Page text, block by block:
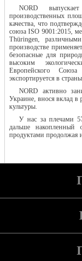
NORD
производственных
качества, что
союза ISO 9001:2015,
Thüringen,
производстве
безопасные для
высоким
Европейского
экспортируется в
NORD активно
Украине, внося вклад в
культуры.
У нас за плечами
дальше
продуктами продолжая